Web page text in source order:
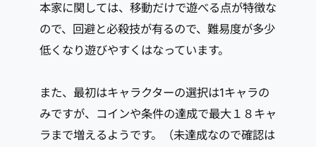
本家に関しては、移動だけで遊べる点が特徴な
ので、回避と必殺技が有るので、難易度が多少
低くなり遊びやすくはなっています。
また、最初はキャラクターの選択は1キャラの
みですが、コインや条件の達成で最大１８キャ
ラまで増えるようです。（未達成なので確認は